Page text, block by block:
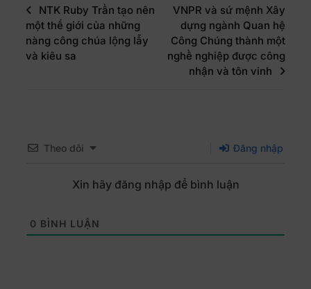
NTK Ruby Trần tạo nên
một thế giới của những
nàng công chúa lộng lẫy
và kiêu sa
VNPR và sứ mệnh Xây
dựng ngành Quan hệ
Công Chúng thành một
nghề nghiệp được công
nhận và tôn vinh
Theo dõi Đăng nhập
Xin hãy đăng nhập để bình luận
0 BÌNH LUẬN